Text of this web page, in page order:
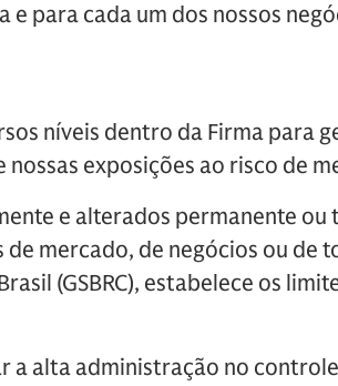
para cada um dos nossos
níveis dentro da Firma para
exposições ao risco de
e alterados permanente
mercado, de negócios ou de
(GSBRC), estabelece os
a alta administração no